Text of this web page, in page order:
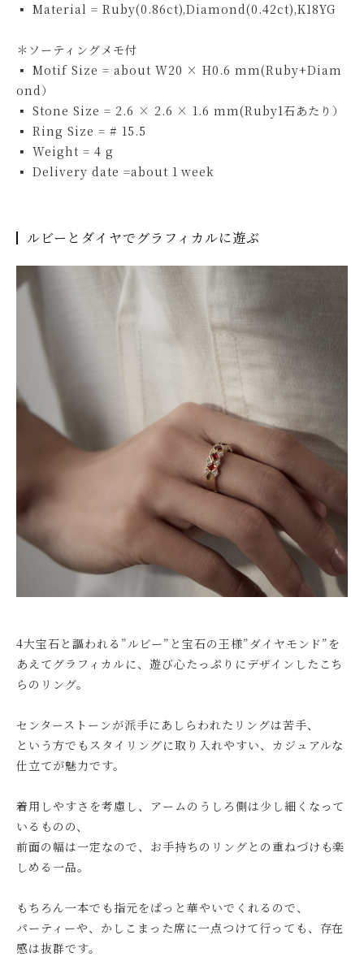
▪ Material = Ruby(0.86ct),Diamond(0.42ct),K18YG
＊ソーティングメモ付
▪ Motif Size = about W20 × H0.6 mm(Ruby+Diam
ond）
▪ Stone Size = 2.6 × 2.6 × 1.6 mm(Ruby1石あたり）
▪ Ring Size = # 15.5
▪ Weight = 4 g
▪ Delivery date =about 1 week
ルビーとダイヤでグラフィカルに遊ぶ
4大宝石と謳われる”ルビー”と宝石の王様”ダイヤモンド”を
あえてグラフィカルに、遊び心たっぷりにデザインしたこち
らのリング。
センターストーンが派手にあしらわれたリングは苦手、
という方でもスタイリングに取り入れやすい、カジュアルな
仕立てが魅力です。
着用しやすさを考慮し、アームのうしろ側は少し細くなって
いるものの、
前面の幅は一定なので、お手持ちのリングとの重ねづけも楽
しめる一品。
もちろん一本でも指元をぱっと華やいでくれるので、
パーティーや、かしこまった席に一点つけて行っても、存在
感は抜群です。